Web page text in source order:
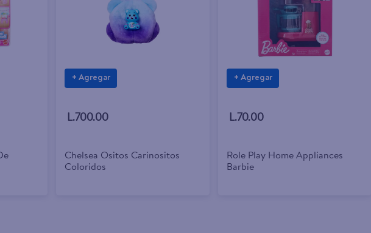
+ Agregar
L.700.00
Chelsea Ositos Carinositos
Coloridos
+ Agregar
L.70.00
Role Play Home Appliances
Barbie